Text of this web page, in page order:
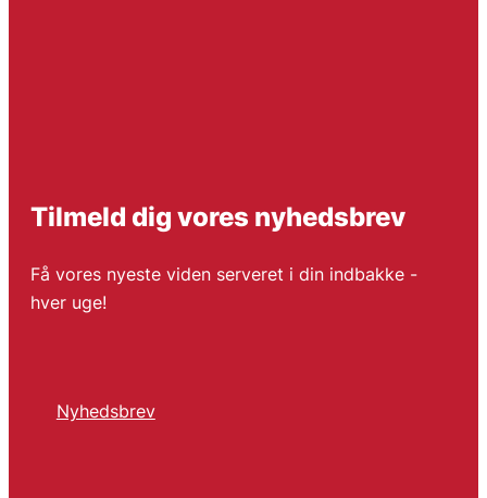
Tilmeld dig vores nyhedsbrev
Få vores nyeste viden serveret i din indbakke -
hver uge!
Nyhedsbrev